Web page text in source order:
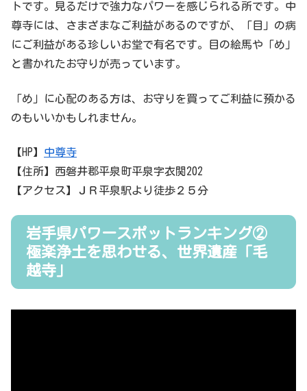
トです。見るだけで強力なパワーを感じられる所です。中
尊寺には、さまざまなご利益があるのですが、「目」の病
にご利益がある珍しいお堂で有名です。目の絵馬や「め」
と書かれたお守りが売っています。
「め」に心配のある方は、お守りを買ってご利益に預かる
のもいいかもしれません。
【HP】 中尊寺
【住所】西磐井郡平泉町平泉字衣関202
【アクセス】ＪＲ平泉駅より徒歩２５分
岩手県パワースポットランキング②
極楽浄土を思わせる、世界遺産「毛
越寺」